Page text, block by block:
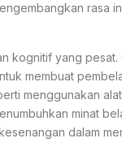
rasa
kognitif yang
membuat
menggunakan
minat
dalam